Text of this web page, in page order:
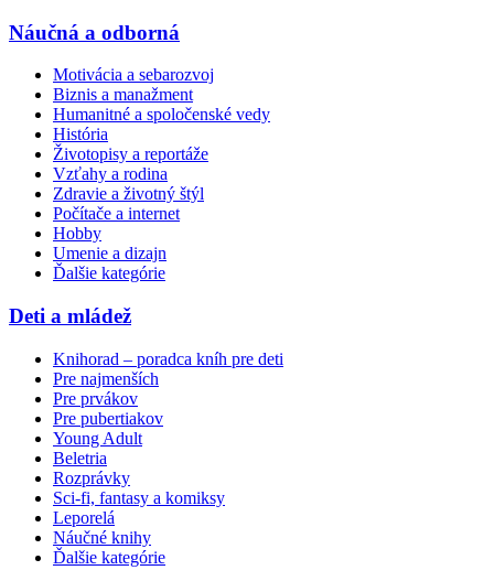
Náučná a odborná
Motivácia a sebarozvoj
Biznis a manažment
Humanitné a spoločenské vedy
História
Životopisy a reportáže
Vzťahy a rodina
Zdravie a životný štýl
Počítače a internet
Hobby
Umenie a dizajn
Ďalšie kategórie
Deti a mládež
Knihorad – poradca kníh pre deti
Pre najmenších
Pre prvákov
Pre pubertiakov
Young Adult
Beletria
Rozprávky
Sci-fi, fantasy a komiksy
Leporelá
Náučné knihy
Ďalšie kategórie